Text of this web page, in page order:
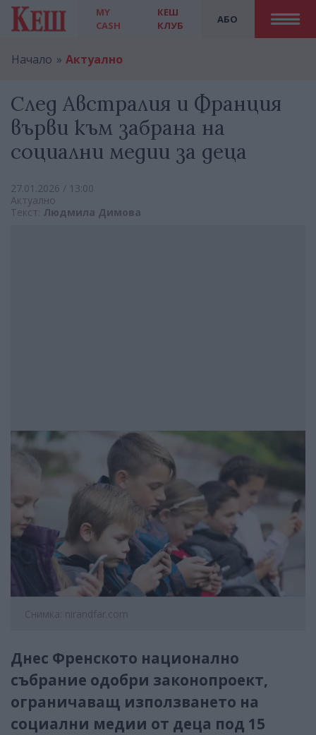
MY
CASH
АБО
КЕШ
КЛУБ
Начало Актуално
След Австралия и Франция
върви към забрана на
социални медии за деца
27.01.2026 / 13:00
Актуално
Текст: Людмила Димова
Снимка: nirandfar.com
Днес Френското национално
събрание одобри законопроект,
ограничаващ използването на
социални медии от деца под 15